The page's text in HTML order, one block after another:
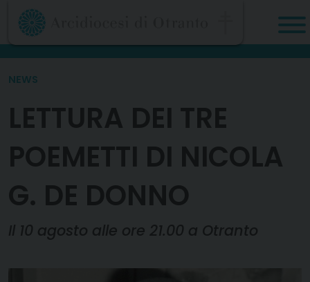
Skip
content
NEWS
LETTURA DEI TRE
POEMETTI DI NICOLA
G. DE DONNO
Il 10 agosto alle ore 21.00 a Otranto